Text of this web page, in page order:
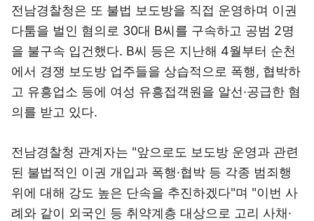
전남경찰청은 또 불법 보도방을 직접 운영하며 이권
다툼을 벌인 혐의로 30대 B씨를 구속하고 공범 2명
을 불구속 입건했다. B씨 등은 지난해 4월부터 순천
에서 경쟁 보도방 업주들을 상습적으로 폭행, 협박하
고 유흥업소 등에 여성 유흥접객원을 알선·공급한 혐
의를 받고 있다.
전남경찰청 관계자는 "앞으로도 보도방 운영과 관련
된 불법적인 이권 개입과 폭행·협박 등 각종 범죄행
위에 대해 강도 높은 단속을 추진하겠다"며 "이번 사
례와 같이 외국인 등 취약계층 대상으로 고리 사채·